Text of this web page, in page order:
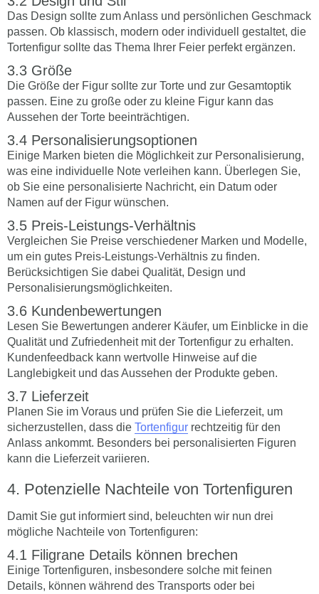
Das Design sollte zum Anlass und persönlichen Geschmack
passen. Ob klassisch, modern oder individuell gestaltet, die
Tortenfigur sollte das Thema Ihrer Feier perfekt ergänzen.
Größe
Die Größe der Figur sollte zur Torte und zur Gesamtoptik
passen. Eine zu große oder zu kleine Figur kann das
Aussehen der Torte beeinträchtigen.
Personalisierungsoptionen
Einige Marken bieten die Möglichkeit zur Personalisierung,
was eine individuelle Note verleihen kann. Überlegen Sie,
ob Sie eine personalisierte Nachricht, ein Datum oder
Namen auf der Figur wünschen.
Preis-Leistungs-Verhältnis
Vergleichen Sie Preise verschiedener Marken und Modelle,
um ein gutes Preis-Leistungs-Verhältnis zu finden.
Berücksichtigen Sie dabei Qualität, Design und
Personalisierungsmöglichkeiten.
Kundenbewertungen
Lesen Sie Bewertungen anderer Käufer, um Einblicke in die
Qualität und Zufriedenheit mit der Tortenfigur zu erhalten.
Kundenfeedback kann wertvolle Hinweise auf die
Langlebigkeit und das Aussehen der Produkte geben.
Lieferzeit
Planen Sie im Voraus und prüfen Sie die Lieferzeit, um
sicherzustellen, dass die Tortenfigur rechtzeitig für den
Anlass ankommt. Besonders bei personalisierten Figuren
kann die Lieferzeit variieren.
Potenzielle Nachteile von Tortenfiguren
Damit Sie gut informiert sind, beleuchten wir nun drei
mögliche Nachteile von Tortenfiguren:
Filigrane Details können brechen
Einige Tortenfiguren, insbesondere solche mit feinen
Details, können während des Transports oder bei